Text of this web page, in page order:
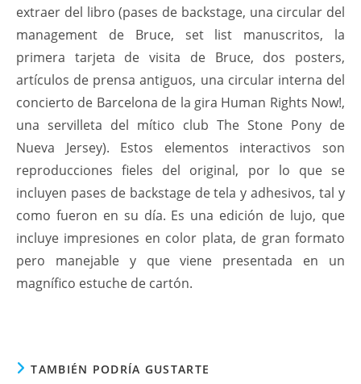
extraer del libro (pases de backstage, una circular del
management de Bruce, set list manuscritos, la
primera tarjeta de visita de Bruce, dos posters,
artículos de prensa antiguos, una circular interna del
concierto de Barcelona de la gira Human Rights Now!,
una servilleta del mítico club The Stone Pony de
Nueva Jersey). Estos elementos interactivos son
reproducciones fieles del original, por lo que se
incluyen pases de backstage de tela y adhesivos, tal y
como fueron en su día. Es una edición de lujo, que
incluye impresiones en color plata, de gran formato
pero manejable y que viene presentada en un
magnífico estuche de cartón.
TAMBIÉN PODRÍA GUSTARTE